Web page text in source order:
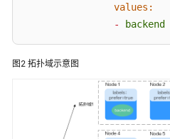
values:
-
backend
图2 拓扑域示意图